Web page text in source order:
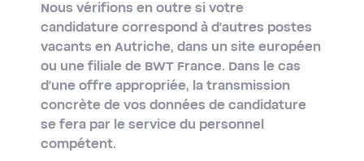
Nous vérifions en outre si votre
candidature correspond à d'autres postes
vacants en Autriche, dans un site européen
ou une filiale de BWT France. Dans le cas
d'une offre appropriée, la transmission
concrète de vos données de candidature
se fera par le service du personnel
compétent.